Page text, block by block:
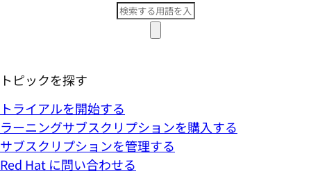
トピックを探す
トライアルを開始する
ラーニングサブスクリプションを購入する
サブスクリプションを管理する
Red Hat に問い合わせる